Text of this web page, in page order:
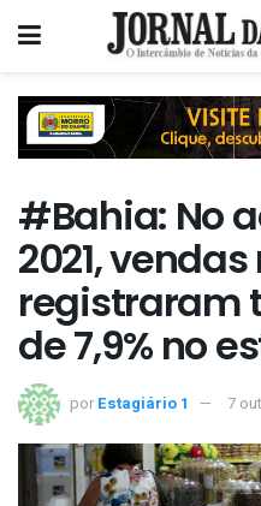
#Bahia: No
2021,
registraram
de 7,9% no
por Estagiário 1 7